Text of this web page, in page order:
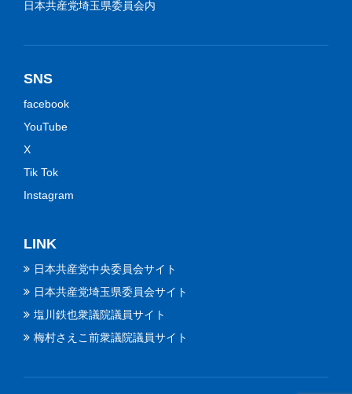
日本共産党埼玉県委員会内
SNS
facebook
YouTube
X
Tik Tok
Instagram
LINK
日本共産党中央委員会サイト
日本共産党埼玉県委員会サイト
塩川鉄也衆議院議員サイト
梅村さえこ前衆議院議員サイト